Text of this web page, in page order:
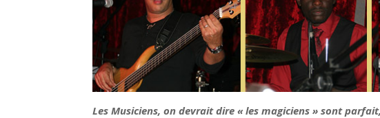
Les Musiciens, on devrait dire « les magiciens » sont